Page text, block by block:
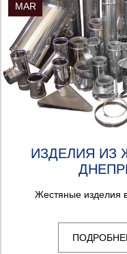
MAR
ИЗДЕЛИЯ ИЗ
Жестяные изделия